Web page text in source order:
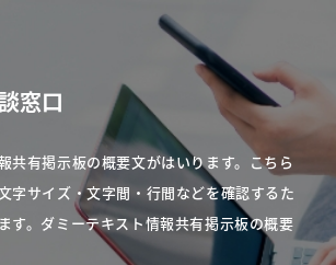
窓口
共有掲示板の概要文がはいります。こちら
字サイズ・文字間・行間などを確認するた
す。ダミーテキスト情報共有掲示板の概要